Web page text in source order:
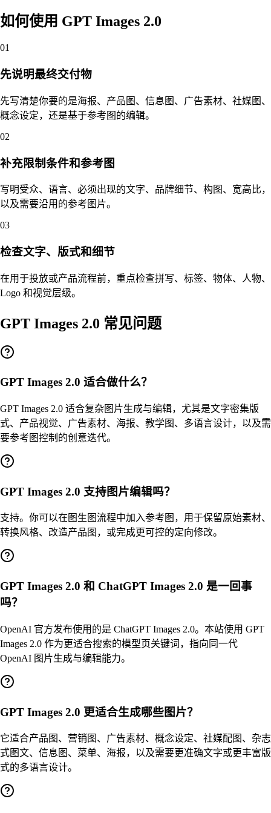
如何使用 GPT Images 2.0
01
先说明最终交付物
先写清楚你要的是海报、产品图、信息图、广告素材、社媒图、
概念设定，还是基于参考图的编辑。
02
补充限制条件和参考图
写明受众、语言、必须出现的文字、品牌细节、构图、宽高比，
以及需要沿用的参考图片。
03
检查文字、版式和细节
在用于投放或产品流程前，重点检查拼写、标签、物体、人物、
Logo 和视觉层级。
GPT Images 2.0 常见问题
GPT Images 2.0 适合做什么？
GPT Images 2.0 适合复杂图片生成与编辑，尤其是文字密集版
式、产品视觉、广告素材、海报、教学图、多语言设计，以及需
要参考图控制的创意迭代。
GPT Images 2.0 支持图片编辑吗？
支持。你可以在图生图流程中加入参考图，用于保留原始素材、
转换风格、改造产品图，或完成更可控的定向修改。
GPT Images 2.0 和 ChatGPT Images 2.0 是一回事
吗？
OpenAI 官方发布使用的是 ChatGPT Images 2.0。本站使用 GPT
Images 2.0 作为更适合搜索的模型页关键词，指向同一代
OpenAI 图片生成与编辑能力。
GPT Images 2.0 更适合生成哪些图片？
它适合产品图、营销图、广告素材、概念设定、社媒配图、杂志
式图文、信息图、菜单、海报，以及需要更准确文字或更丰富版
式的多语言设计。